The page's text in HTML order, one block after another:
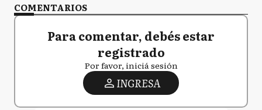
COMENTARIOS
Para comentar, debés estar
registrado
Por favor, iniciá sesión
INGRESA